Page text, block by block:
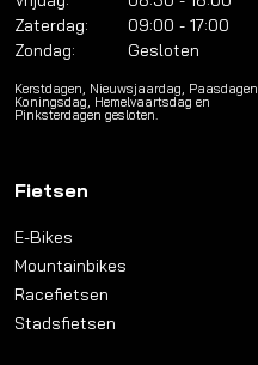
Zaterdag:
09:00 - 17:00
Zondag:
Gesloten
Kerstdagen, Nieuwsjaardag, Paasdagen,
Koningsdag, Hemelvaartsdag en
Pinksterdagen gesloten.
Fietsen
E-Bikes
Mountainbikes
Racefietsen
Stadsfietsen